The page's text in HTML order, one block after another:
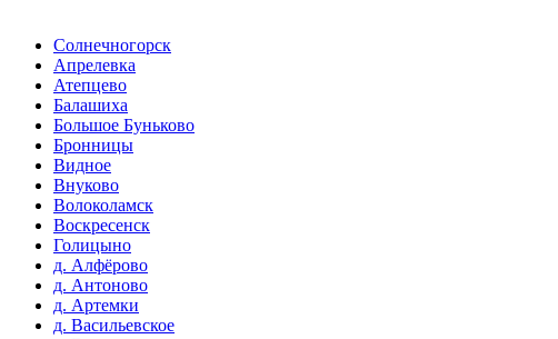
Cолнечногорск
Апрелевка
Атепцево
Балашиха
Большое Буньково
Бронницы
Видное
Внуково
Волоколамск
Воскресенск
Голицыно
д. Алфёрово
д. Антоново
д. Артемки
д. Васильевское